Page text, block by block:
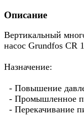
Описание
Вертикальный
насос Grundfos CR
Назначение:
- Повышение
- Промышленное
- Перекачивание